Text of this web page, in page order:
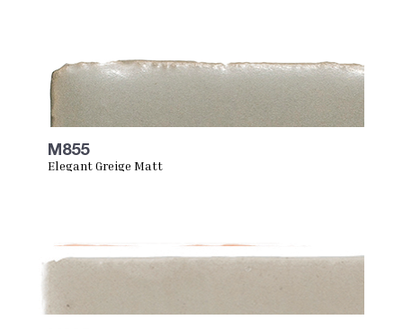
M855
Elegant Greige Matt